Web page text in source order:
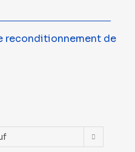
reconditionnement de